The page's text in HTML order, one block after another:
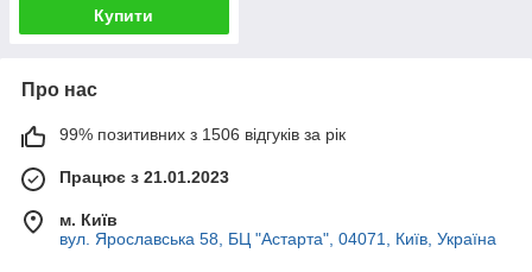
Купити
Про нас
99% позитивних з 1506 відгуків за рік
Працює з 21.01.2023
м. Київ
вул. Ярославська 58, БЦ "Астарта", 04071, Київ, Україна